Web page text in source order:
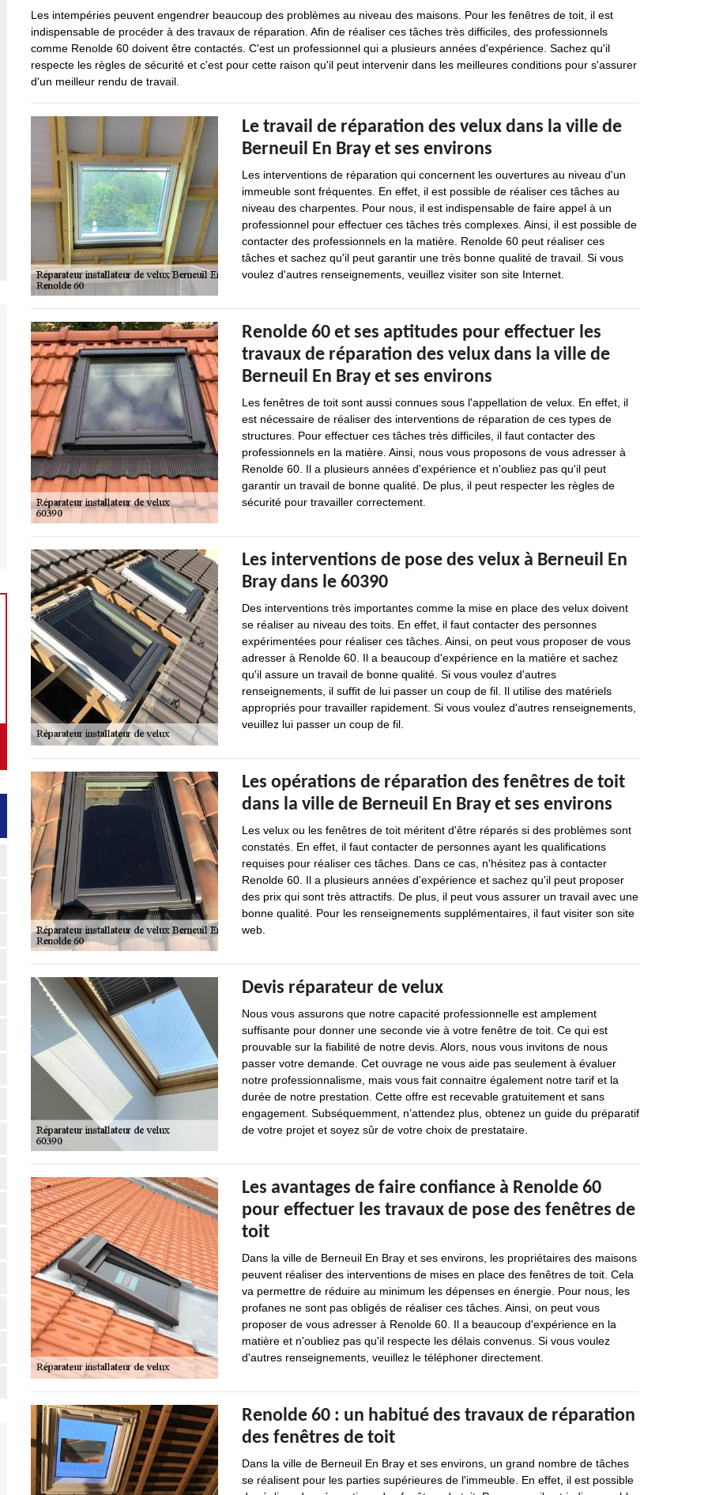
Les intempéries peuvent engendrer beaucoup des problèmes au niveau des maisons. Pour les fenêtres de toit, il est
indispensable de procéder à des travaux de réparation. Afin de réaliser ces tâches très difficiles, des professionnels
comme Renolde 60 doivent être contactés. C'est un professionnel qui a plusieurs années d'expérience. Sachez qu'il
respecte les règles de sécurité et c'est pour cette raison qu'il peut intervenir dans les meilleures conditions pour s'assurer
d'un meilleur rendu de travail.
Le travail de réparation des velux dans la ville de
Berneuil En Bray et ses environs
Les interventions de réparation qui concernent les ouvertures au niveau d'un
immeuble sont fréquentes. En effet, il est possible de réaliser ces tâches au
niveau des charpentes. Pour nous, il est indispensable de faire appel à un
professionnel pour effectuer ces tâches très complexes. Ainsi, il est possible de
contacter des professionnels en la matière. Renolde 60 peut réaliser ces
tâches et sachez qu'il peut garantir une très bonne qualité de travail. Si vous
voulez d'autres renseignements, veuillez visiter son site Internet.
Renolde 60 et ses aptitudes pour effectuer les
travaux de réparation des velux dans la ville de
Berneuil En Bray et ses environs
Les fenêtres de toit sont aussi connues sous l'appellation de velux. En effet, il
est nécessaire de réaliser des interventions de réparation de ces types de
structures. Pour effectuer ces tâches très difficiles, il faut contacter des
professionnels en la matière. Ainsi, nous vous proposons de vous adresser à
Renolde 60. Il a plusieurs années d'expérience et n'oubliez pas qu'il peut
garantir un travail de bonne qualité. De plus, il peut respecter les règles de
sécurité pour travailler correctement.
Les interventions de pose des velux à Berneuil En
Bray dans le 60390
Des interventions très importantes comme la mise en place des velux doivent
se réaliser au niveau des toits. En effet, il faut contacter des personnes
expérimentées pour réaliser ces tâches. Ainsi, on peut vous proposer de vous
adresser à Renolde 60. Il a beaucoup d'expérience en la matière et sachez
qu'il assure un travail de bonne qualité. Si vous voulez d'autres
renseignements, il suffit de lui passer un coup de fil. Il utilise des matériels
appropriés pour travailler rapidement. Si vous voulez d'autres renseignements,
veuillez lui passer un coup de fil.
Les opérations de réparation des fenêtres de toit
dans la ville de Berneuil En Bray et ses environs
Les velux ou les fenêtres de toit méritent d'être réparés si des problèmes sont
constatés. En effet, il faut contacter de personnes ayant les qualifications
requises pour réaliser ces tâches. Dans ce cas, n'hésitez pas à contacter
Renolde 60. Il a plusieurs années d'expérience et sachez qu'il peut proposer
des prix qui sont très attractifs. De plus, il peut vous assurer un travail avec une
bonne qualité. Pour les renseignements supplémentaires, il faut visiter son site
web.
Devis réparateur de velux
Nous vous assurons que notre capacité professionnelle est amplement
suffisante pour donner une seconde vie à votre fenêtre de toit. Ce qui est
prouvable sur la fiabilité de notre devis. Alors, nous vous invitons de nous
passer votre demande. Cet ouvrage ne vous aide pas seulement à évaluer
notre professionnalisme, mais vous fait connaitre également notre tarif et la
durée de notre prestation. Cette offre est recevable gratuitement et sans
engagement. Subséquemment, n’attendez plus, obtenez un guide du préparatif
de votre projet et soyez sûr de votre choix de prestataire.
Les avantages de faire confiance à Renolde 60
pour effectuer les travaux de pose des fenêtres de
toit
Dans la ville de Berneuil En Bray et ses environs, les propriétaires des maisons
peuvent réaliser des interventions de mises en place des fenêtres de toit. Cela
va permettre de réduire au minimum les dépenses en énergie. Pour nous, les
profanes ne sont pas obligés de réaliser ces tâches. Ainsi, on peut vous
proposer de vous adresser à Renolde 60. Il a beaucoup d'expérience en la
matière et n'oubliez pas qu'il respecte les délais convenus. Si vous voulez
d'autres renseignements, veuillez le téléphoner directement.
Renolde 60 : un habitué des travaux de réparation
des fenêtres de toit
Dans la ville de Berneuil En Bray et ses environs, un grand nombre de tâches
se réalisent pour les parties supérieures de l'immeuble. En effet, il est possible